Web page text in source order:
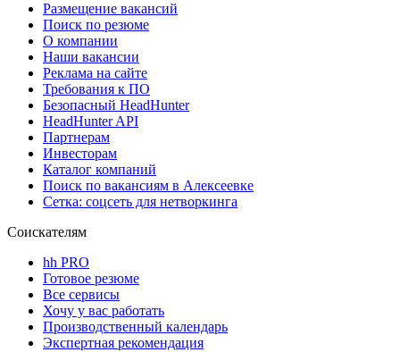
Размещение вакансий
Поиск по резюме
О компании
Наши вакансии
Реклама на сайте
Требования к ПО
Безопасный HeadHunter
HeadHunter API
Партнерам
Инвесторам
Каталог компаний
Поиск по вакансиям в Алексеевке
Сетка: соцсеть для нетворкинга
Соискателям
hh PRO
Готовое резюме
Все сервисы
Хочу у вас работать
Производственный календарь
Экспертная рекомендация